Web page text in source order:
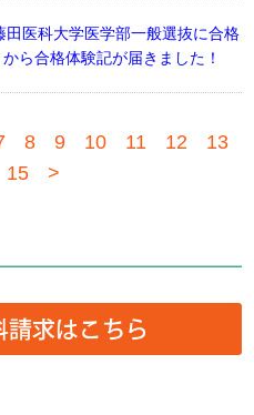
田医科大学医学部一般選抜に合格
ら合格体験記が届きました！
8 9 10 11 12
13
15 >